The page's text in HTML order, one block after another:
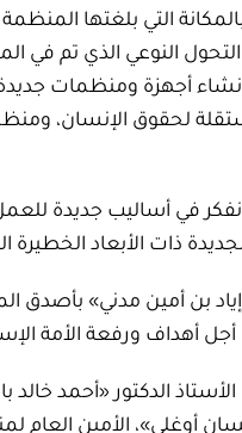
التي بلغتها
أجهزة ومنظمات جديدة
في أساليب جديدة
الجديدة ذات الأبعاد
بن أمين مدني» بأصدق
أهداف ورفعة الأمة
الدكتور «أحمد خالد
أوغلى»، الأمين العام